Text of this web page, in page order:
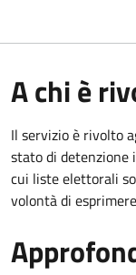
A chi è
Il servizio è rivolto
stato di detenzione
cui liste elettorali
volontà di